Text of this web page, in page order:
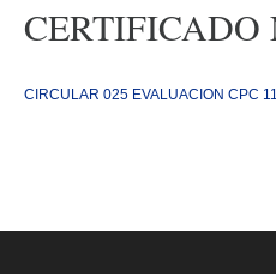
CERTIFICADO
CIRCULAR 025 EVALUACION CPC